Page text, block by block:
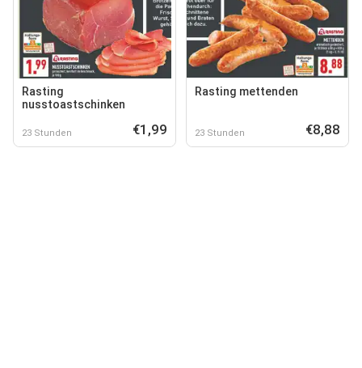
Rasting
nusstoastschinken
23 Stunden €1,99
Rasting mettenden
23 Stunden €8,88